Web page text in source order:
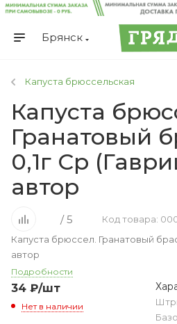
Брянск
Капуста брюссельская
Капуста
Гранатовый
0,1г Ср
автор
/ 5
Код товара:
Капуста брюссел. Гранатовый
автор
Подробности
34 ₽/шт
Нет в наличии